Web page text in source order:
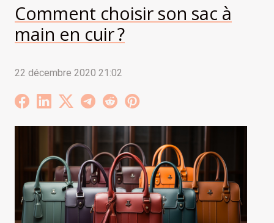
Comment choisir son sac à
main en cuir ?
22 décembre 2020 21:02